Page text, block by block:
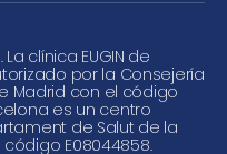
La clínica EUGIN de
por la Consejería
Madrid con el código
es un centro
de Salut de la
E08044858.